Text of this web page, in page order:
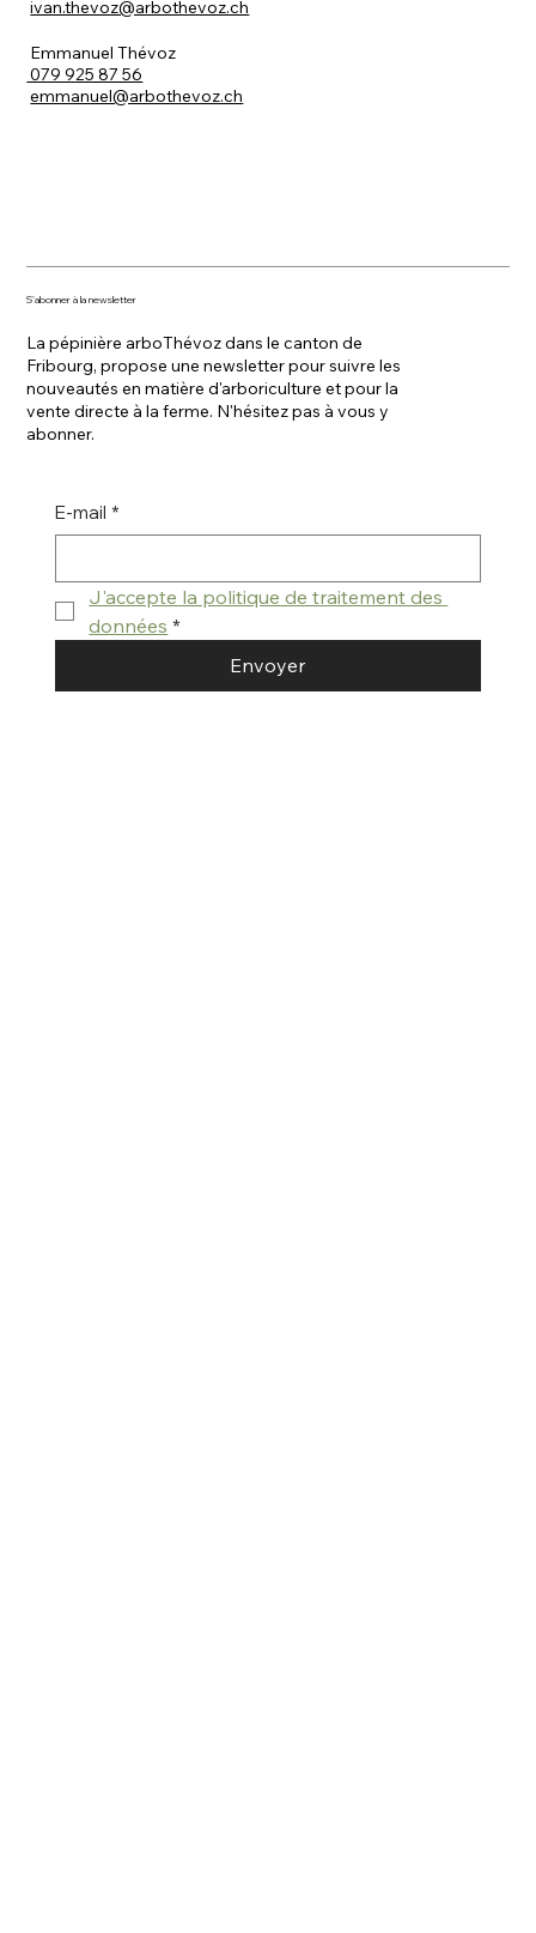
ivan.thevoz@arbothevoz.ch
Emmanuel Thévoz
079 925 87 56
emmanuel@arbothevoz.ch
S'abonner à la newsletter
La pépinière arboThévoz dans le canton de
Fribourg, propose une newsletter pour suivre les
nouveautés en matière d'arboriculture et pour la
vente directe à la ferme. N'hésitez pas à vous y
abonner.
E-mail *
J'accepte la politique de traitement des
données *
Envoyer